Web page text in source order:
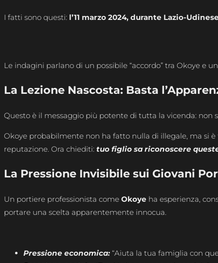
I fatti sono questi: l’11 marzo 2024, durante Lazio-
Le indagini parlano di un possibile “accordo” tra Okoye e
La Lezione Nascosta: Basta
Questo è il messaggio più potente di tutta la vicenda:
Okoye probabilmente non ha fatto nulla di illegale, ma si
reputazione. Ora chiediti: tuo figlio sa riconoscere
La Pressione Invisibile sui Giovani
Un portiere professionista come Okoye ha esperienza,
portare una scelta apparentemente innocua.
Pressione economica: “Aiuta la tua famiglia con